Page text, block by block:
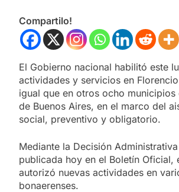
Compartilo!
El Gobierno nacional habilitó este
actividades y servicios en
igual que en otros ocho
de Buenos Aires, en el marco del
social, preventivo y obligatorio.
Mediante la Decisión
publicada hoy en el Boletín Oficial,
autorizó nuevas actividades en
bonaerenses.